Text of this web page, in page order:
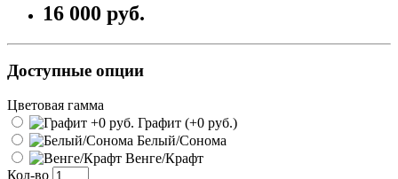
16 000 руб.
Доступные опции
Цветовая гамма
Графит (+0 руб.)
Белый/Сонома
Венге/Крафт
Кол-во